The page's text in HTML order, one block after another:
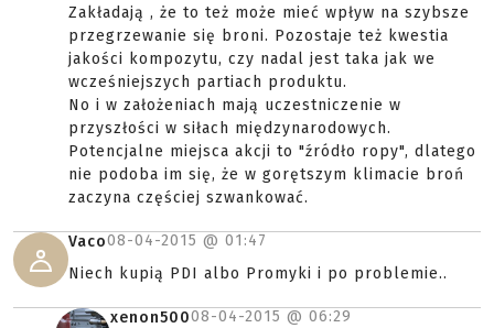
Zakładają , że to też może mieć wpływ na szybsze
przegrzewanie się broni. Pozostaje też kwestia
jakości kompozytu, czy nadal jest taka jak we
wcześniejszych partiach produktu.
No i w założeniach mają uczestniczenie w
przyszłości w siłach międzynarodowych.
Potencjalne miejsca akcji to "źródło ropy", dlatego
nie podoba im się, że w gorętszym klimacie broń
zaczyna częściej szwankować.
Vaco08-04-2015 @ 01:47
Niech kupią PDI albo Promyki i po problemie..
xenon50008-04-2015 @ 06:29